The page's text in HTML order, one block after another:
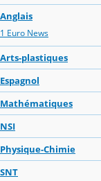
Anglais
1 Euro News
Arts-plastiques
Espagnol
Mathématiques
NSI
Physique-Chimie
SNT